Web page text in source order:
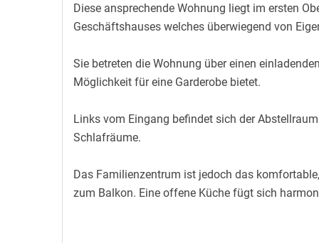
Diese ansprechende Wohnung liegt im ersten
Geschäftshauses welches überwiegend von
Sie betreten die Wohnung über einen
Möglichkeit für eine Garderobe bietet.
Links vom Eingang befindet sich der
Schlafräume.
Das Familienzentrum ist jedoch das
zum Balkon. Eine offene Küche fügt sich
2011 wurde die Wohnung komplett renoviert